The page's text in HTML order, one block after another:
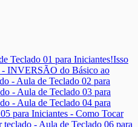
Teclado 01 para Iniciantes!Isso
- INVERSÃO do Básico ao
- Aula de Teclado 02 para
- Aula de Teclado 03 para
- Aula de Teclado 04 para
para Iniciantes - Como Tocar
teclado - Aula de Teclado 06 para